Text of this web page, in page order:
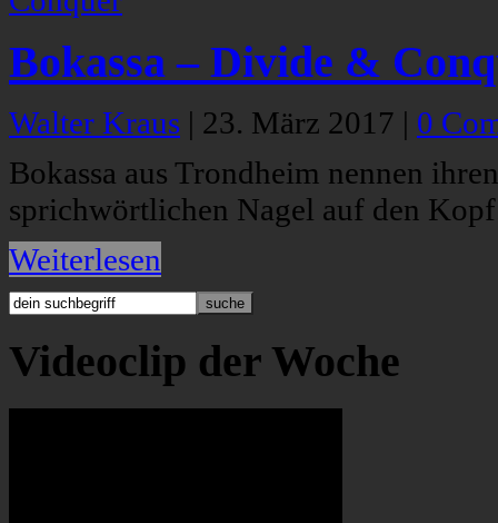
Bokassa – Divide &
Walter Kraus | 23. März 2017 | 0
Bokassa aus Trondheim nennen
sprichwörtlichen Nagel auf den
Weiterlesen
Videoclip der Woche